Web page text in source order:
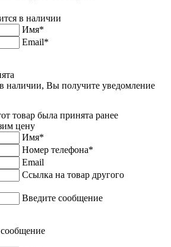
в наличии
Имя*
Email*
наличии, Вы получите уведомление
товар была принята ранее
цену
Имя*
Номер телефона*
Email
Ссылка на товар другого
Введите сообщение